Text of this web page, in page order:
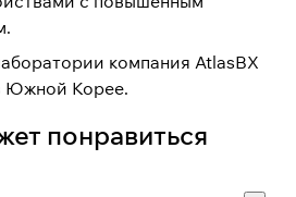
компания AtlasBX
Южной Корее.
понравиться